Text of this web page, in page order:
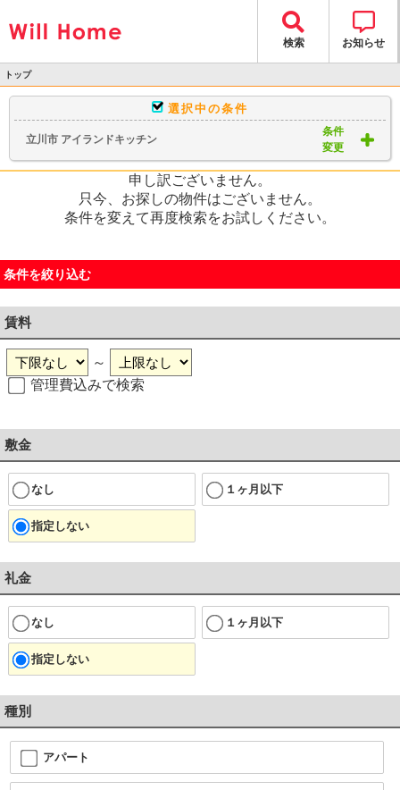
検索 お知らせ
トップ
物件検索
> 物件一覧
選択中の条件
立川市 アイランドキッチン
条件
変更
申し訳ございません。
只今、お探しの物件はございません。
条件を変えて再度検索をお試しください。
条件を絞り込む
賃料
～
管理費込みで検索
敷金
なし １ヶ月以下
指定しない
礼金
なし １ヶ月以下
指定しない
種別
アパート